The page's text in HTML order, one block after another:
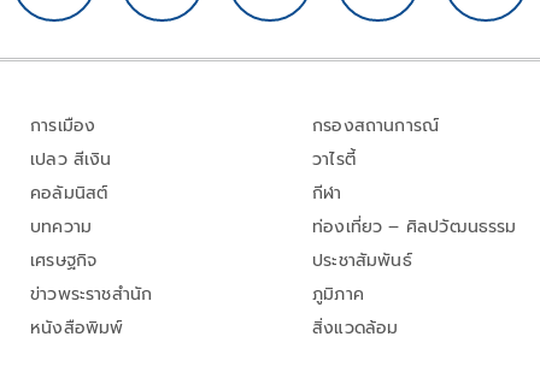
การเมือง
เปลว สีเงิน
คอลัมนิสต์
บทความ
เศรษฐกิจ
ข่าวพระราชสำนัก
หนังสือพิมพ์
กรองสถานการณ์
วาไรตี้
กีฬา
ท่องเที่ยว – ศิลปวัฒนธรรม
ประชาสัมพันธ์
ภูมิภาค
สิ่งแวดล้อม